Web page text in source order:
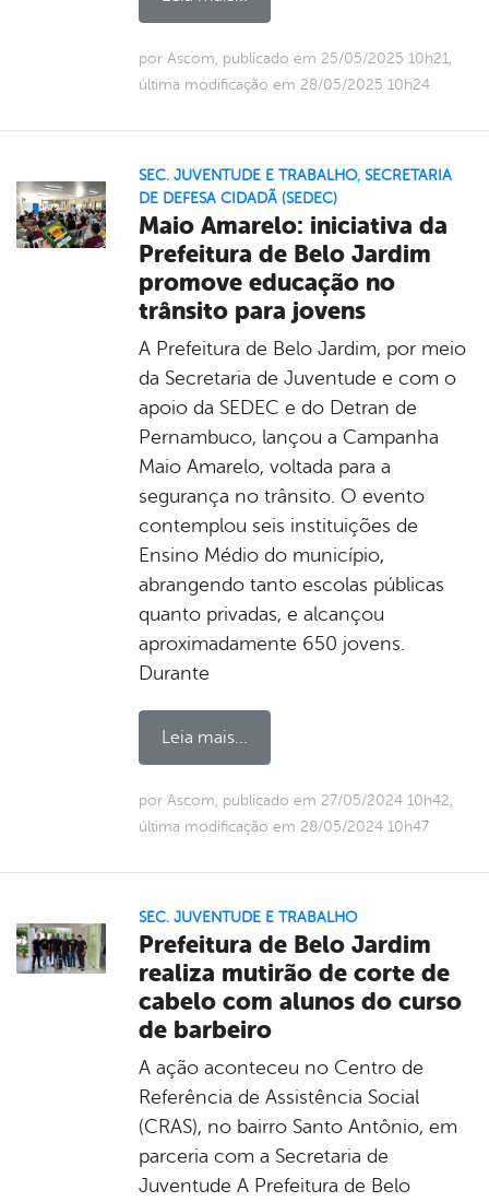
por Ascom, publicado em 25/05/2025 10h21,
última modificação em 28/05/2025 10h24
SEC. JUVENTUDE E TRABALHO, SECRETARIA
DE DEFESA CIDADÃ (SEDEC)
Maio Amarelo: iniciativa da
Prefeitura de Belo Jardim
promove educação no
trânsito para jovens
A Prefeitura de Belo Jardim, por meio
da Secretaria de Juventude e com o
apoio da SEDEC e do Detran de
Pernambuco, lançou a Campanha
Maio Amarelo, voltada para a
segurança no trânsito. O evento
contemplou seis instituições de
Ensino Médio do município,
abrangendo tanto escolas públicas
quanto privadas, e alcançou
aproximadamente 650 jovens.
Durante
Leia mais...
por Ascom, publicado em 27/05/2024 10h42,
última modificação em 28/05/2024 10h47
SEC. JUVENTUDE E TRABALHO
Prefeitura de Belo Jardim
realiza mutirão de corte de
cabelo com alunos do curso
de barbeiro
A ação aconteceu no Centro de
Referência de Assistência Social
(CRAS), no bairro Santo Antônio, em
parceria com a Secretaria de
Juventude A Prefeitura de Belo